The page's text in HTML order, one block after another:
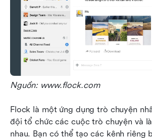
Nguồn: www.flock.com
Flock là một ứng dụng trò chuyện
đội tổ chức các cuộc trò chuyện và
nhau. Bạn có thể tạo các kênh riêng